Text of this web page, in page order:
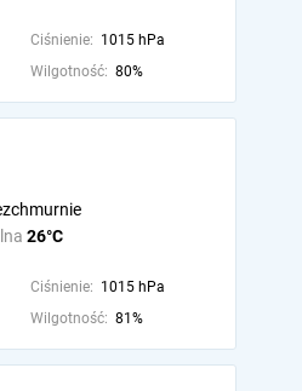
Ciśnienie: 1015 hPa
Wilgotność: 80%
26°C
Ciśnienie: 1015 hPa
Wilgotność: 81%